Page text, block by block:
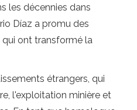
les décennies dans
Díaz a promu des
ont transformé la
étrangers, qui
l'exploitation minière et